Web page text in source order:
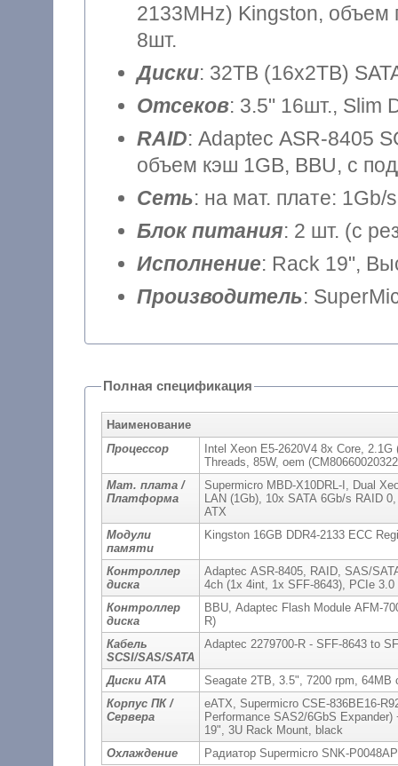
2133MHz) Kingston, объем
8шт.
Диски: 32TB (16x2TB)
Отсеков: 3.5" 16шт., Slim
RAID: Adaptec ASR-8405
объем кэш 1GB, BBU, с
Сеть: на мат. плате: 1Gb/
Блок питания: 2 шт. (с
Исполнение: Rack 19",
Производитель:
Полная спецификация
Наименование
Процессор
Intel Xeon E5-2620V4 8x Core,
Threads, 85W, oem
Мат. плата /
Платформа
Supermicro MBD-X10DRL-I, Dual
LAN (1Gb), 10x SATA 6Gb/s RAID
ATX
Модули
памяти
Kingston 16GB DDR4-2133 ECC
Контроллер
диска
Adaptec ASR-8405, RAID, SAS/
4ch (1x 4int, 1x SFF-8643), PCIe
Контроллер
диска
BBU, Adaptec Flash Module AFM-
R)
Кабель
SCSI/SAS/SATA
Adaptec 2279700-R - SFF-8643 to
Диски ATA
Seagate 2TB, 3.5", 7200 rpm, 64MB
Корпус ПК /
Сервера
eATX, Supermicro CSE-836BE16-
Performance SAS2/6GbS
19", 3U Rack Mount, black
Охлаждение
Радиатор Supermicro SNK-